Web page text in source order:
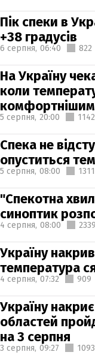
Пік спеки в
+38 градусів
6 серпня, 06:40 822
На Україну
коли
5 серпня, 20:00
Спека не
опуститься
5 серпня, 08:00 1311
"Спекотна
синоптик
4 серпня, 08:00 2339
Україну
температура
4 серпня, 07:32 909
Україну
областей
на 3 серпня
3 серпня, 09:27